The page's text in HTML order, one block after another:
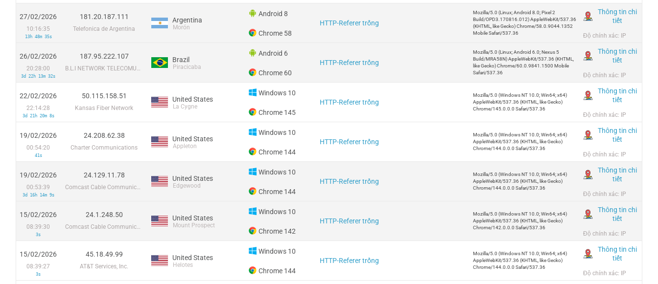
27/02/2026
10:16:35
13h 48m 35s
181.20.187.111
Telefonica de Argentina
Argentina
Morón
Android 8
Chrome 58
HTTP-Referer trống
Mozilla/5.0 (Linux; Android 8.0; Pixel 2
Build/OPD3.170816.012) AppleWebKit/537.36
(KHTML, like Gecko) Chrome/58.0.9044.1352
Mobile Safari/537.36
Thông tin chi
tiết
Độ chính xác: IP
26/02/2026
20:28:00
3d 22h 13m 32s
187.95.222.107
B.L.I NETWORK TELECOMUNICACAO LTDA
Brazil
Piracicaba
Android 6
Chrome 60
HTTP-Referer trống
Mozilla/5.0 (Linux; Android 6.0; Nexus 5
Build/MRA58N) AppleWebKit/537.36 (KHTML,
like Gecko) Chrome/60.0.9841.1500 Mobile
Safari/537.36
Thông tin chi
tiết
Độ chính xác: IP
22/02/2026
22:14:28
3d 21h 20m 8s
50.115.158.51
Kansas Fiber Network
United States
La Cygne
Windows 10
Chrome 145
HTTP-Referer trống
Mozilla/5.0 (Windows NT 10.0; Win64; x64)
AppleWebKit/537.36 (KHTML, like Gecko)
Chrome/145.0.0.0 Safari/537.36
Thông tin chi
tiết
Độ chính xác: IP
19/02/2026
00:54:20
41s
24.208.62.38
Charter Communications
United States
Appleton
Windows 10
Chrome 144
HTTP-Referer trống
Mozilla/5.0 (Windows NT 10.0; Win64; x64)
AppleWebKit/537.36 (KHTML, like Gecko)
Chrome/144.0.0.0 Safari/537.36
Thông tin chi
tiết
Độ chính xác: IP
19/02/2026
00:53:39
3d 16h 14m 9s
24.129.11.78
Comcast Cable Communications
United States
Edgewood
Windows 10
Chrome 144
HTTP-Referer trống
Mozilla/5.0 (Windows NT 10.0; Win64; x64)
AppleWebKit/537.36 (KHTML, like Gecko)
Chrome/144.0.0.0 Safari/537.36
Thông tin chi
tiết
Độ chính xác: IP
15/02/2026
08:39:30
3s
24.1.248.50
Comcast Cable Communications, LLC
United States
Mount Prospect
Windows 10
Chrome 142
HTTP-Referer trống
Mozilla/5.0 (Windows NT 10.0; Win64; x64)
AppleWebKit/537.36 (KHTML, like Gecko)
Chrome/142.0.0.0 Safari/537.36
Thông tin chi
tiết
Độ chính xác: IP
15/02/2026
08:39:27
3s
45.18.49.99
AT&T Services, Inc.
United States
Helotes
Windows 10
Chrome 144
HTTP-Referer trống
Mozilla/5.0 (Windows NT 10.0; Win64; x64)
AppleWebKit/537.36 (KHTML, like Gecko)
Chrome/144.0.0.0 Safari/537.36
Thông tin chi
tiết
Độ chính xác: IP